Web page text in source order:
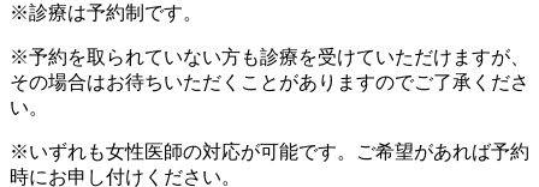
※診療は予約制です。
※予約を取られていない方も診療を受けていただけますが、
その場合はお待ちいただくことがありますのでご了承くださ
い。
※いずれも女性医師の対応が可能です。ご希望があれば予約
時にお申し付けください。